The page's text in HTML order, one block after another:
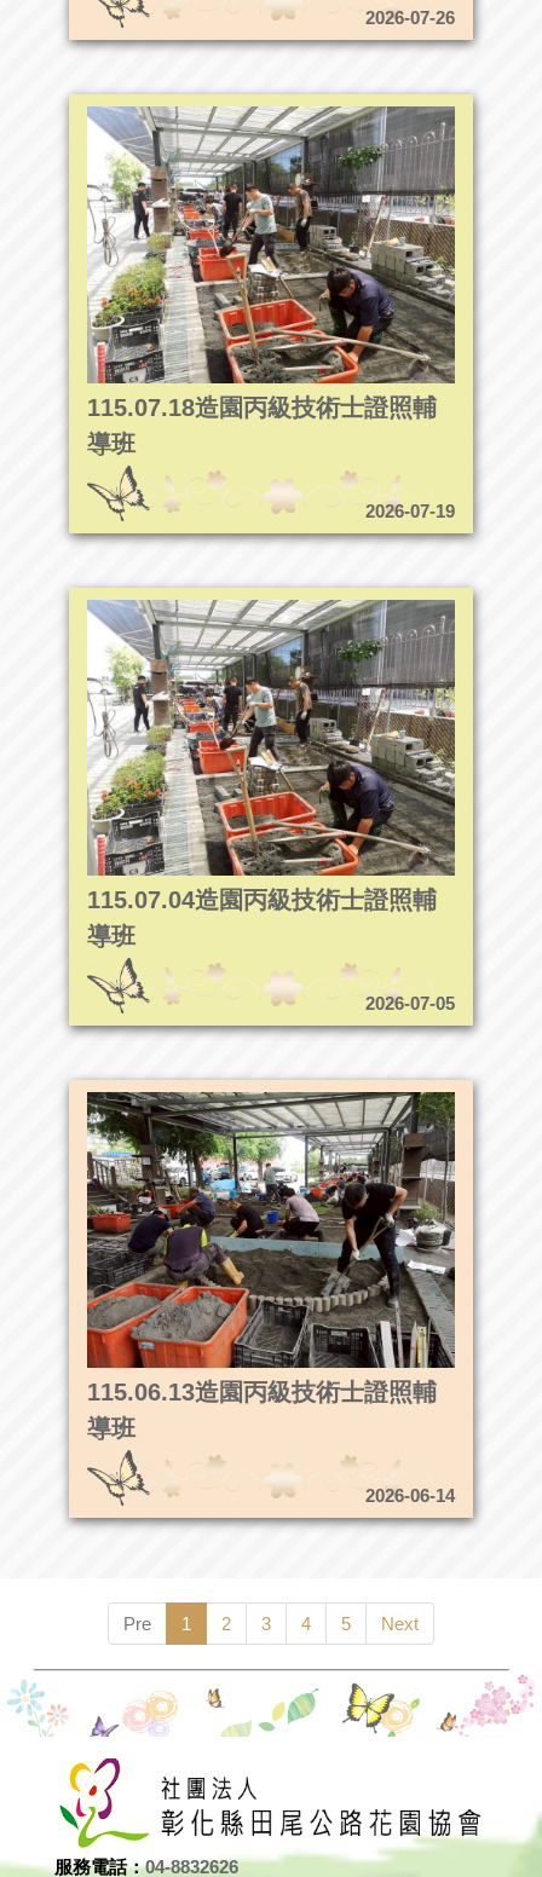
2026-07-26
115.07.18造園丙級技術士證照輔
導班
2026-07-19
115.07.04造園丙級技術士證照輔
導班
2026-07-05
115.06.13造園丙級技術士證照輔
導班
2026-06-14
Pre 1 2 3 4 5 Next
服務電話：04-8832626